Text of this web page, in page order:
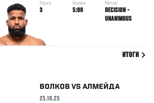
Раунд
3
Время
5:00
Метод
DECISION -
UNANIMOUS
ИТОГИ
ВОЛКОВ VS АЛМЕЙДА
25.10.25